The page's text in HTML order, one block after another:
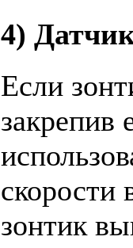
4)
Если
закрепив
скорости
зонтик